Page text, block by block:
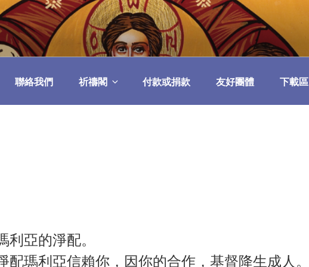
委員會
聯絡我們 祈禱閣 付款或捐款 友好團體 下載區
亞的淨配。
瑪利亞信賴你，因你的合作，基督降生成人。